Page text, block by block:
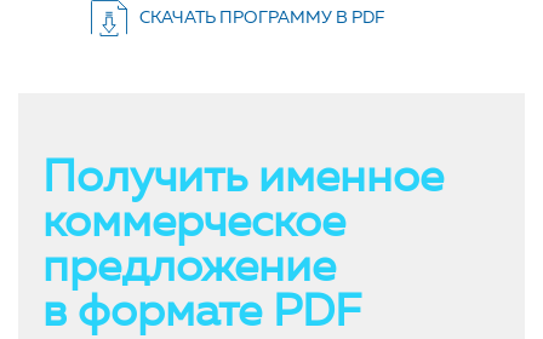
СКАЧАТЬ ПРОГРАММУ В PDF
Получить именное
коммерческое
предложение
в формате PDF